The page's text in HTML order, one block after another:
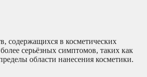
содержащихся в косметических
серьёзных симптомов, таких как
области нанесения косметики.